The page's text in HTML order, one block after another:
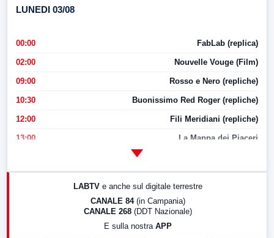
LUNEDI 03/08
00:00 FabLab (replica)
02:00 Nouvelle Vouge (Film)
09:00 Rosso e Nero (repliche)
10:30 Buonissimo Red Roger (repliche)
12:00 Fili Meridiani (repliche)
13:00 La Mappa dei Piaceri
LABTV e anche sul digitale terrestre
CANALE 84 (in Campania)
CANALE 268 (DDT Nazionale)
E sulla nostra APP